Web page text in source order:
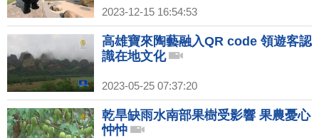
2023-12-15 16:54:53
高雄寶來陶藝融入QR code 領遊客認
識在地文化
2023-05-25 07:37:20
乾旱缺雨水南部果樹受影響 果農憂心
忡忡